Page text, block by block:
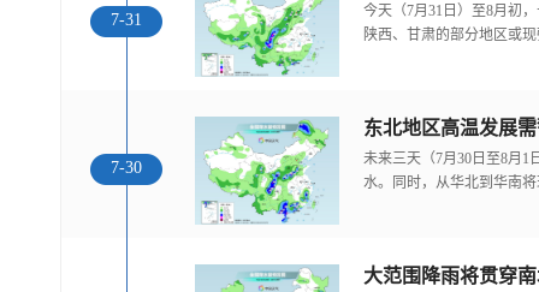
7-31
今天（7月31日）至8月初
陕西、甘肃的部分地区或
7-30
东北地区高温发展
未来三天（7月30日至8月1
水。同时，从华北到华南
大范围降雨将贯穿